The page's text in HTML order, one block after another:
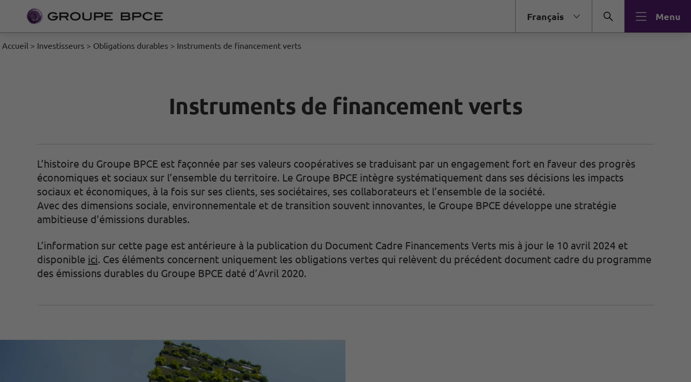
Français Menu
Accueil > Investisseurs > Obligations durables > Instruments de financement verts
Instruments de financement verts
L’histoire du Groupe BPCE est façonnée par ses valeurs coopératives se traduisant par un engagement fort en faveur des progrès
économiques et sociaux sur l’ensemble du territoire. Le Groupe BPCE intègre systématiquement dans ses décisions les impacts
sociaux et économiques, à la fois sur ses clients, ses sociétaires, ses collaborateurs et l’ensemble de la société.
Avec des dimensions sociale, environnementale et de transition souvent innovantes, le Groupe BPCE développe une stratégie
ambitieuse d’émissions durables.
L’information sur cette page est antérieure à la publication du Document Cadre Financements Verts mis à jour le 10 avril 2024 et
disponible ici. Ces éléments concernent uniquement les obligations vertes qui relèvent du précédent document cadre du programme
des émissions durables du Groupe BPCE daté d’Avril 2020.